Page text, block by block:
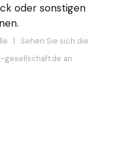
oder sonstigen
| Sehen Sie sich die
an